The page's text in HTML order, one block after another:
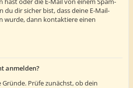
du dir sicher bist, dass deine E-Mail-
wurde, dann kontaktiere einen
anmelden?
Prüfe zunächst, ob dein